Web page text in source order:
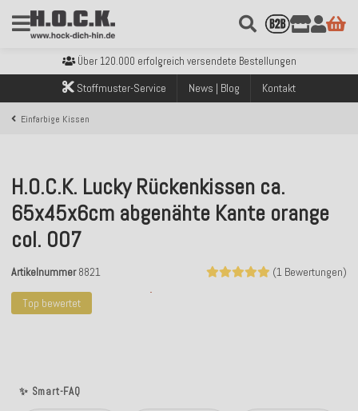
Kostenloser Versand innerhalb Deutschlands ab 99€ Bestellwert
Sicher bezahlen mit Klarna, PayPal & Amazon Pay
Kostenloser Versand innerhalb Deutschlands ab 99€ Bestellwert
Über 120.000 erfolgreich versendete Bestellungen
Sicher bezahlen mit Klarna, PayPal & Amazon Pay
Kostenloser Versand innerhalb Deutschlands ab 99€ Bestellwert
Stoffmuster-Service News | Blog Kontakt
Einfarbige Kissen
Top bewertet
✨ Smart-FAQ
H.O.C.K. Lucky Rückenkissen ca.
65x45x6cm abgenähte Kante orange
col. 007
(1 Bewertungen)
Artikelnummer 8821